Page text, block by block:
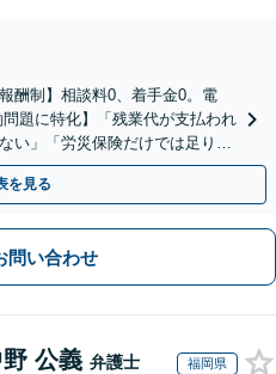
酬制】相談料0、着手金0。電
題に特化】「残業代が支払われ
い」「労災保険だけでは足りな
題はお任せを。
を見る
問い合わせ
公義 弁護士 福岡県